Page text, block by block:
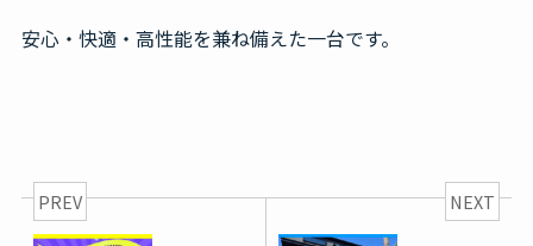
安心・快適・高性能を兼ね備えた一台です。
PREV NEXT